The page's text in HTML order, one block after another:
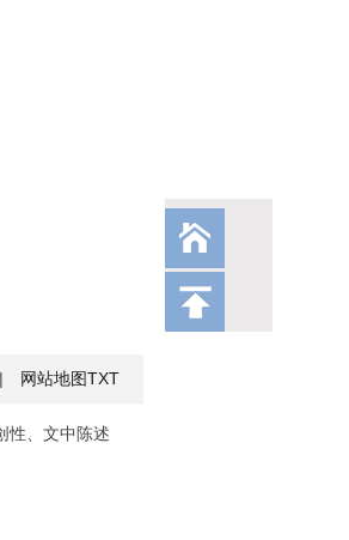
| 网站地图TXT
性、文中陈述